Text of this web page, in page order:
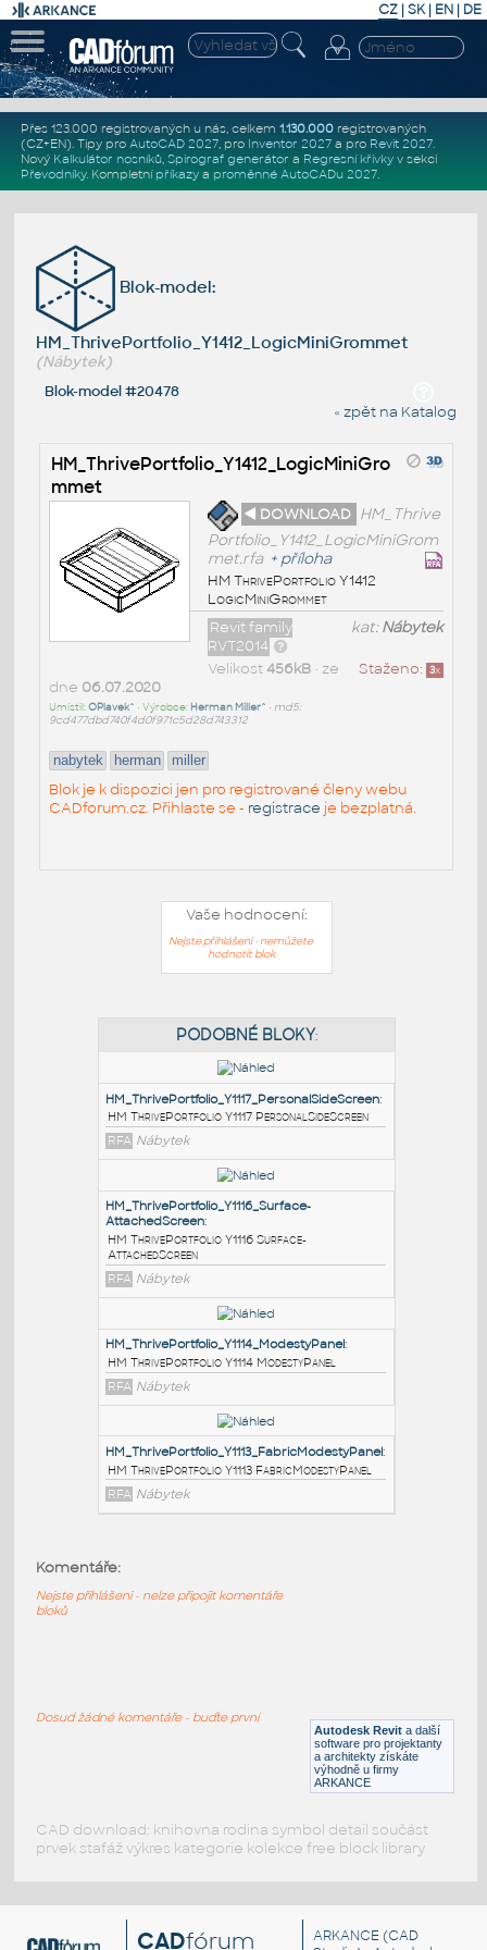
CZ | SK| EN | DE
Přes 123.000 registrovaných u nás, celkem 1.130.000registrovaných
(CZ+EN). Tipy pro AutoCAD 2027, pro Inventor 2027a pro Revit 2027.
Nový Kalkulátor nosníků, Spirograf generátor a Regresní křivkyv sekci
Převodníky. Kompletní příkazya proměnné AutoCADu 2027.
Blok-model:
HM_ThrivePortfolio_Y1412_LogicMiniGrommet
(Nábytek)
Blok-model #20478
« zpět na Katalog
HM_ThrivePortfolio_Y1412_LogicMiniGro
mmet
◄ DOWNLOAD HM_Thrive
Portfolio_Y1412_LogicMiniGrom
met.rfa + příloha
HM ThrivePortfolio Y1412
LogicMiniGrommet
kat:Nábytek
Revit family
RVT2014
Staženo: 3x
Velikost 456kB• ze
dne 06.07.2020
Umístil:OPlavek^ • Výrobce: Herman Miller^ • md5:
9cd477dbd740f4d0f971c5d28d743312
nabytek herman miller
Blok je k dispozici jen pro registrované členy webu
CADforum.cz. Přihlaste se - registrace je bezplatná.
Vaše hodnocení:
Nejste přihlášeni - nemůžete
hodnotit blok
PODOBNÉ BLOKY
HM_ThrivePortfolio_Y1117_PersonalSideScreen
HM ThrivePortfolio Y1117 PersonalSideScreen
RFA Nábytek
HM_ThrivePortfolio_Y1116_Surface-
AttachedScreen:
HM ThrivePortfolio Y1116 Surface-
AttachedScreen
RFA Nábytek
HM ThrivePortfolio Y1114 ModestyPanel
HM_ThrivePortfolio_Y1113_FabricModestyPanel
HM ThrivePortfolio Y1113 FabricModestyPanel
Autodesk Revit a další
software pro projektanty
a architekty získáte
výhodně u firmy
ARKANCE
Komentáře:
Nejste přihlášeni - nelze připojit komentáře
bloků
Dosud žádné komentáře - buďte první
CAD download: knihovna rodina symbol detail součást
prvek stafáž výkres kategorie kolekce free block library
CADfórum ARKANCE (CAD